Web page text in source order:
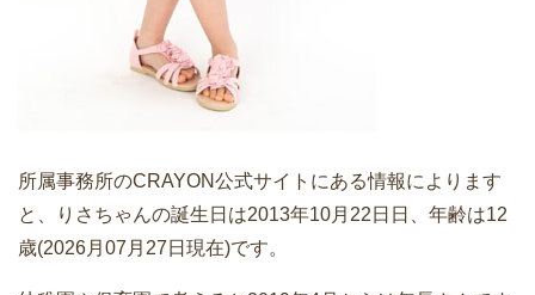
所属事務所のCRAYON公式サイトにある情報によります
と、りさちゃんの誕生日は2013年10月22日日、年齢は12
歳(2026月07月27日現在)です。